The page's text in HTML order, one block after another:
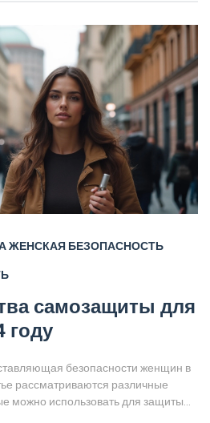
ЖЕНСКАЯ БЕЗОПАСНОСТЬ
самозащиты для
году
безопасности женщин в
рассматриваются различные
можно использовать для защиты